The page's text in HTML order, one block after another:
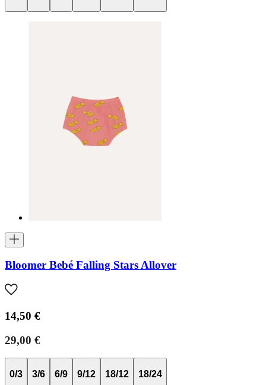
Bloomer Bebé Falling Stars Allover
14,50 €
29,00 €
0/3 3/6 6/9 9/12 18/12 18/24